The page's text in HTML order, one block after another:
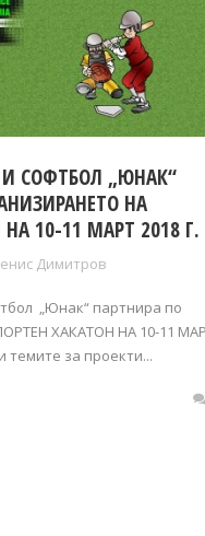
СОФТБОЛ „ЮНАК“
НА
10-11 МАРТ 2018 Г.
Димитров
„Юнак“ партнира по
ХАКАТОН НА 10-11
темите за проекти...